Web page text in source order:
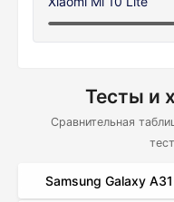
Тесты и
Сравнительная
Samsung Galaxy A31